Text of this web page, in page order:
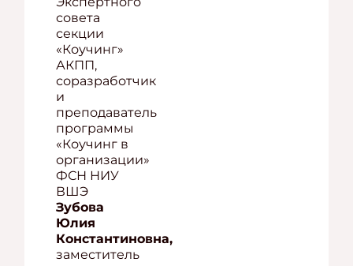
совета
секции
«Коучинг»
АКПП,
соразработчик
и
преподаватель
программы
«Коучинг в
организации»
ФСН НИУ
ВШЭ
Зубова
Юлия
Константиновна,
заместитель